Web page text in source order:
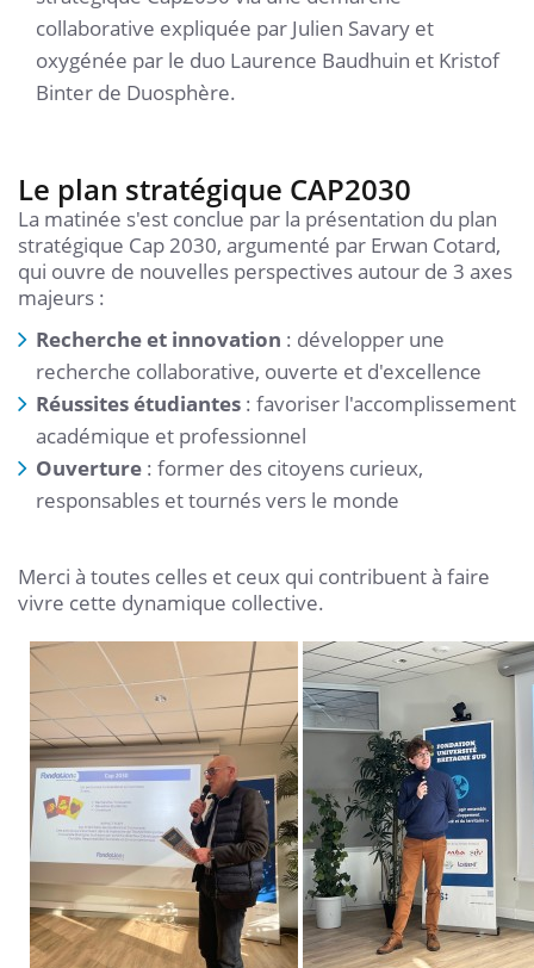
collaborative expliquée par Julien Savary et
oxygénée par le duo Laurence Baudhuin et Kristof
Binter de Duosphère.
Le plan stratégique CAP2030
La matinée s'est conclue par la présentation du plan
stratégique Cap 2030, argumenté par Erwan Cotard,
qui ouvre de nouvelles perspectives autour de 3 axes
majeurs :
Recherche et innovation : développer une
recherche collaborative, ouverte et d'excellence
Réussites étudiantes : favoriser l'accomplissement
académique et professionnel
Ouverture : former des citoyens curieux,
responsables et tournés vers le monde
Merci à toutes celles et ceux qui contribuent à faire
vivre cette dynamique collective.